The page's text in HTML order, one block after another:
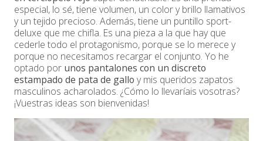
especial, lo sé, tiene volumen, un color y brillo llamativos
y un tejido precioso. Además, tiene un puntillo sport-
deluxe que me chifla. Es una pieza a la que hay que
cederle todo el protagonismo, porque se lo merece y
porque no necesitamos recargar el conjunto. Yo he
optado por unos pantalones con un discreto
estampado de pata de gallo y mis queridos zapatos
masculinos acharolados. ¿Cómo lo llevaríais vosotras?
¡Vuestras ideas son bienvenidas!